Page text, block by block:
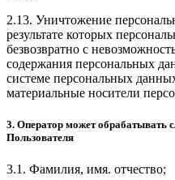
2.13. Уничтожение
результате которых
безвозвратно с
содержания персональных
системе персональных
материальные носители
3. Оператор может обрабатывать
Пользователя
3.1. Фамилия, имя. отчество;